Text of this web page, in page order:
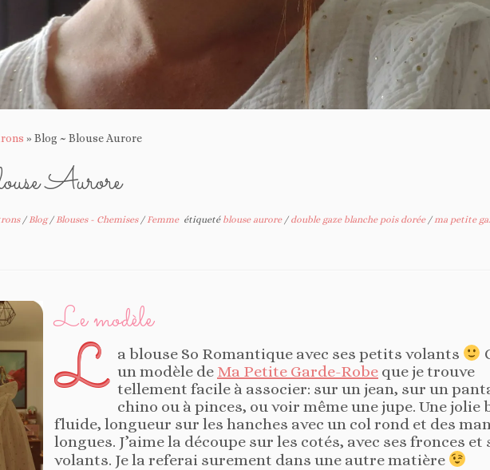
» Blog ~ Blouse Aurore
Aurore
/ Blog/ Blouses - Chemises / Femme étiqueté blouse aurore / double gaze blanche pois dorée / ma petite
Le modèle
L a blouse So Romantique avec ses petits volants
un modèle de Ma Petite Garde-Robe que je trouve
tellement facile à associer: sur un jean, sur un
chino ou à pinces, ou voir même une jupe. Une jolie
fluide, longueur sur les hanches avec un col rond et des
longues. J’aime la découpe sur les cotés, avec ses fronces et
volants. Je la referai surement dans une autre matière